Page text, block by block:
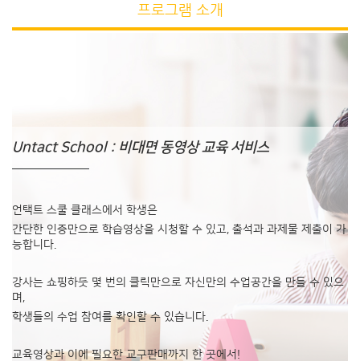
프로그램 소개
Untact School : 비대면 동영상 교육 서비스
언택트 스쿨 클래스에서 학생은
간단한 인증만으로 학습영상을 시청할 수 있고, 출석과 과제물 제출이 가
능합니다.
강사는 쇼핑하듯 몇 번의 클릭만으로 자신만의 수업공간을 만들 수 있으
며,
학생들의 수업 참여를 확인할 수 있습니다.
교육영상과 이에 필요한 교구판매까지 한 곳에서!